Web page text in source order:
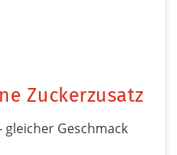
Zuckerzusatz
gleicher Geschmack